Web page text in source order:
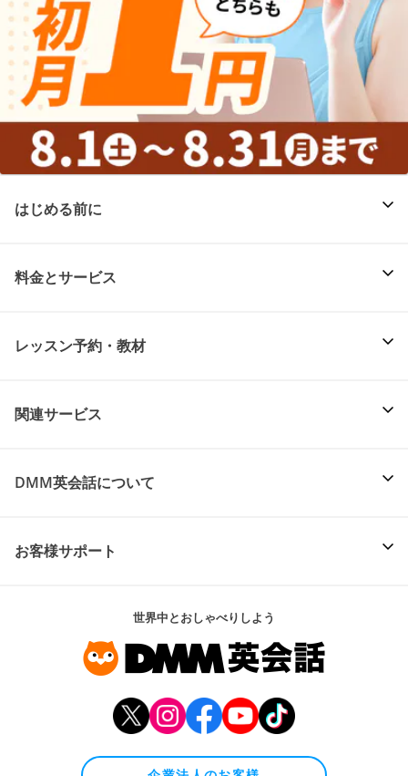
はじめる前に
料金とサービス
レッスン予約・教材
関連サービス
DMM英会話について
お客様サポート
世界中とおしゃべりしよう